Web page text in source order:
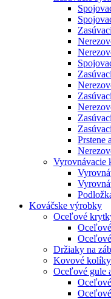
Prstene
Vyrovnávacie
Kováčske výrobky
Oceľové
Držiaky na
Kovové kolíky
Oceľové gule